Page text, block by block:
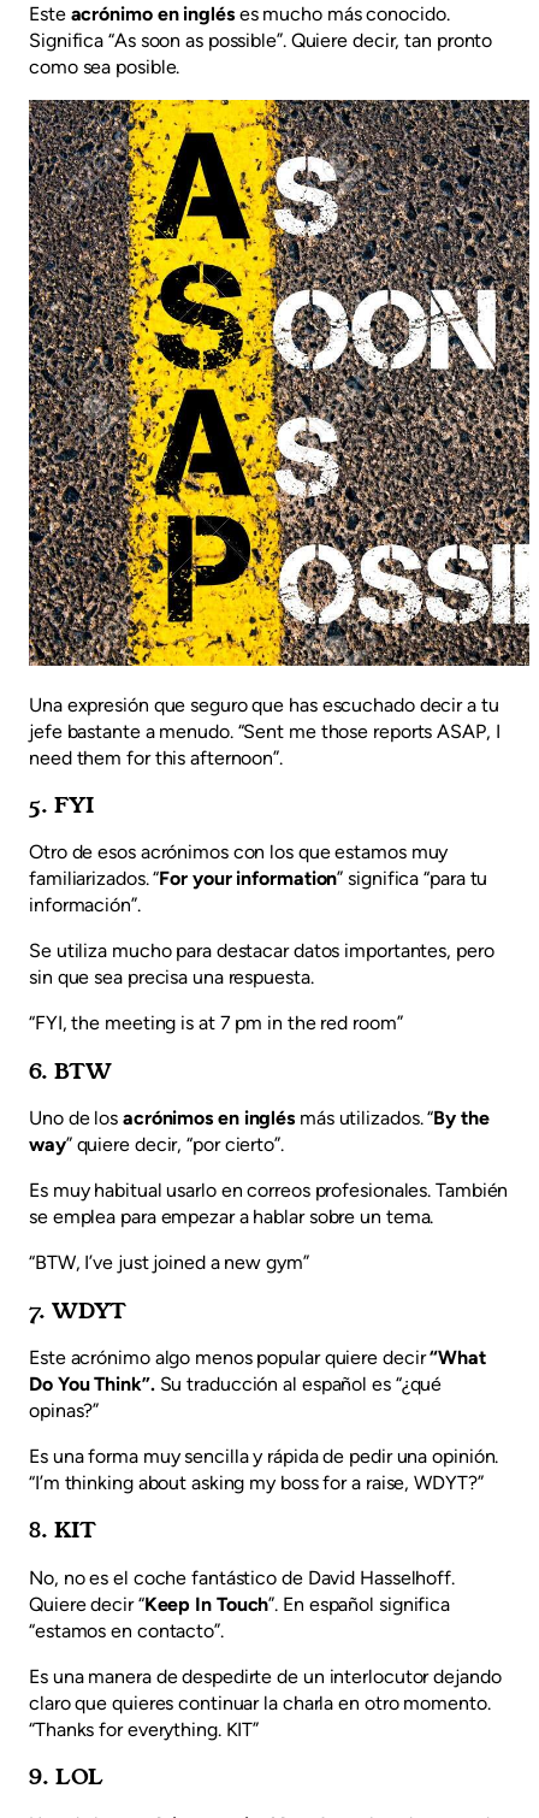
Este acrónimo en ingléses mucho más conocido.
Significa “As soon as possible”. Quiere decir, tan pronto
como sea posible.
Una expresión que seguro que has escuchado decir a tu
jefe bastante a menudo. “Sent me those reports ASAP, I
need them for this afternoon”.
5. FYI
Otro de esos acrónimos con los que estamos muy
familiarizados. “For your information” significa “para tu
información”.
Se utiliza mucho para destacar datos importantes, pero
sin que sea precisa una respuesta.
“FYI, the meeting is at 7 pm in the red room”
6. BTW
Uno de los acrónimos en inglés más utilizados. “By the
way” quiere decir, “por cierto”.
Es muy habitual usarlo en correos profesionales. También
se emplea para empezar a hablar sobre un tema.
“BTW, I’ve just joined a new gym”
7. WDYT
Este acrónimo algo menos popular quiere decir“What
Do You Think”.Su traducción al español es “¿qué
opinas?”
Es una forma muy sencilla y rápida de pedir una opinión.
“I’m thinking about asking my boss for a raise, WDYT?”
8. KIT
No, no es el coche fantástico de David Hasselhoff.
Quiere decir “Keep In Touch”. En español significa
“estamos en contacto”.
Es una manera de despedirte de un interlocutor dejando
claro que quieres continuar la charla en otro momento.
“Thanks for everything. KIT”
9. LOL